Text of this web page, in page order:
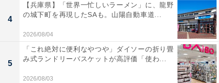
4
【兵庫県】「世界一忙しいラーメン」に、龍野
の城下町を再現したSAも。山陽自動車道...
2026/08/04
5
「これ絶対に便利なやつや」ダイソーの折り畳
み式ランドリーバスケットが高評価「使わ...
2026/08/03